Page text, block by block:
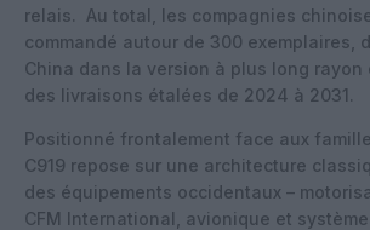
relais. Au total, les compagnies
commandé autour de 300 exemplaires,
China dans la version à plus long rayon
des livraisons étalées de 2024 à 2031.
Positionné frontalement face aux
C919 repose sur une architecture
des équipements occidentaux –
CFM International, avionique et